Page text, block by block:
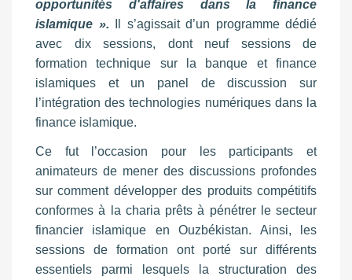
opportunités d'affaires dans la finance
islamique ». Il s’agissait d’un programme dédié
avec dix sessions, dont neuf sessions de
formation technique sur la banque et finance
islamiques et un panel de discussion sur
l’intégration des technologies numériques dans la
finance islamique.
Ce fut l’occasion pour les participants et
animateurs de mener des discussions profondes
sur comment développer des produits compétitifs
conformes à la charia prêts à pénétrer le secteur
financier islamique en Ouzbékistan. Ainsi, les
sessions de formation ont porté sur différents
essentiels parmi lesquels la structuration des